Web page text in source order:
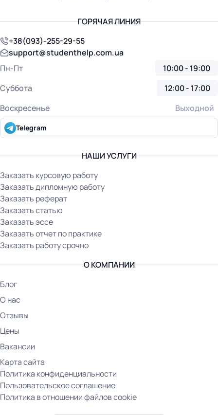
НАШИ УСЛУГИ
Заказать курсовую работу
Заказать дипломную работу
Заказать реферат
Заказать статью
Заказать эссе
Заказать отчет по практике
Заказать работу срочно
О КОМПАНИИ
Блог
О нас
Отзывы
Цены
Вакансии
Карта сайта
Политика конфиденциальности
Пользовательское соглашение
Политика в отношении файлов cookie
ГОРЯЧАЯ ЛИНИЯ
+38(093)-255-29-55
support@studenthelp.com.ua
Пн-Пт
10:00 - 19:00
Суббота
12:00 - 17:00
Воскресенье
Выходной
Telegram